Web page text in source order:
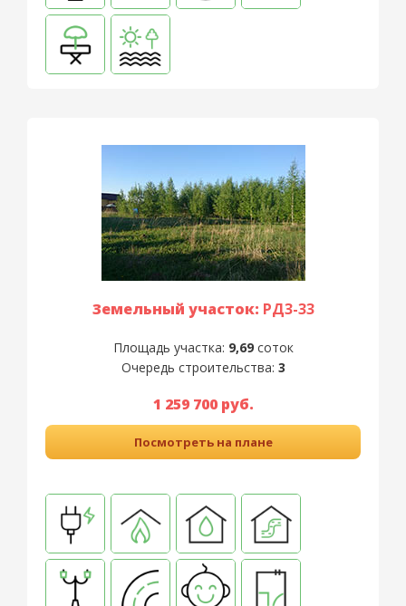
Земельный участок: РД3-33
Площадь участка: 9,69соток
Очередь строительства: 3
1 259 700 руб.
Посмотреть на плане